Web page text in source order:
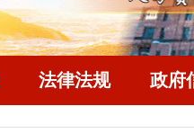
法律法规 政府